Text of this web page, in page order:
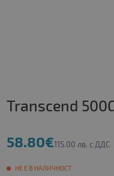
Transcend
58.80€115.00 лв. с ДДС
НЕ Е В НАЛИЧНОСТ